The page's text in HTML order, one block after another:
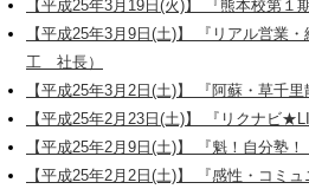
【平成25年3月19日(火)】 『熊本校第１
【平成25年3月9日(土)】 『リアル営業
工 社長）
【平成25年3月2日(土)】 『阿蘇・草千里
【平成25年2月23日(土)】 『リクナビ
【平成25年2月9日(土)】 『魁！自分塾！
【平成25年2月2日(土)】 『感性・コミ